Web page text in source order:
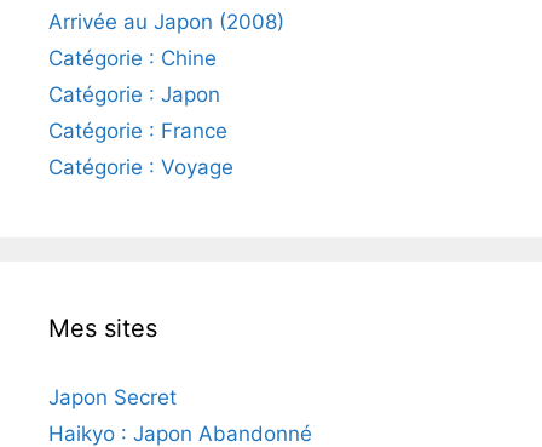
Arrivée au Japon (2008)
Catégorie : Chine
Catégorie : Japon
Catégorie : France
Catégorie : Voyage
Mes sites
Japon Secret
Haikyo : Japon Abandonné